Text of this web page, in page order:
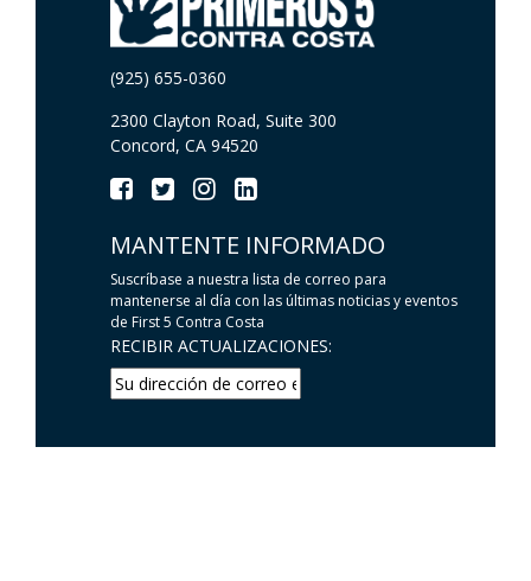
(925) 655-0360
2300 Clayton Road, Suite 300
Concord, CA 94520
MANTENTE INFORMADO
Suscríbase a nuestra lista de correo para
mantenerse al día con las últimas noticias y eventos
de First 5 Contra Costa
RECIBIR ACTUALIZACIONES: